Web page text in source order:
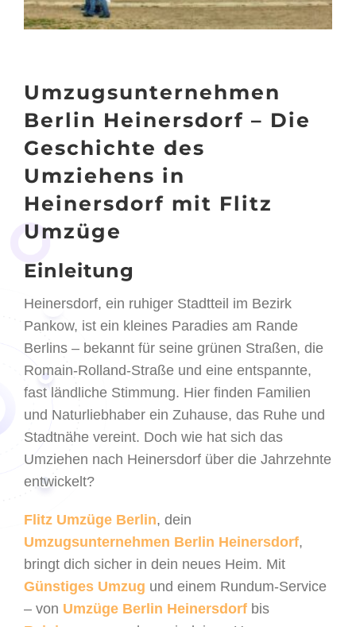
Umzugsunternehmen
Berlin Heinersdorf – Die
Geschichte des
Umziehens in
Heinersdorf mit Flitz
Umzüge
Einleitung
Heinersdorf, ein ruhiger Stadtteil im Bezirk
Pankow, ist ein kleines Paradies am Rande
Berlins – bekannt für seine grünen Straßen, die
Romain-Rolland-Straße und eine entspannte,
fast ländliche Stimmung. Hier finden Familien
und Naturliebhaber ein Zuhause, das Ruhe und
Stadtnähe vereint. Doch wie hat sich das
Umziehen nach Heinersdorf über die Jahrzehnte
entwickelt?
Flitz Umzüge Berlin, dein
Umzugsunternehmen Berlin Heinersdorf,
bringt dich sicher in dein neues Heim. Mit
Günstiges Umzug und einem Rundum-Service
– von Umzüge Berlin Heinersdorf bis